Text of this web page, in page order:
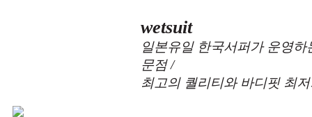
wetsuit
일본유일 한국서퍼가 운영
문점 /
최고의 퀄리티와 바디핏 최